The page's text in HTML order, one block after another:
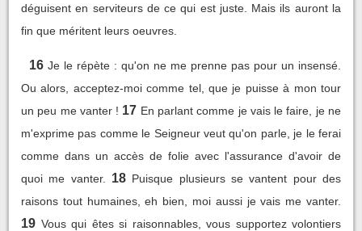
déguisent en serviteurs de ce qui est juste. Mais ils auront la
fin que méritent leurs oeuvres.
16 Je le répète : qu'on ne me prenne pas pour un insensé.
Ou alors, acceptez-moi comme tel, que je puisse à mon tour
un peu me vanter ! 17 En parlant comme je vais le faire, je ne
m'exprime pas comme le Seigneur veut qu'on parle, je le ferai
comme dans un accès de folie avec l'assurance d'avoir de
quoi me vanter.
18 Puisque plusieurs se vantent pour des
raisons tout humaines, eh bien, moi aussi je vais me vanter.
19 Vous qui êtes si raisonnables, vous supportez volontiers